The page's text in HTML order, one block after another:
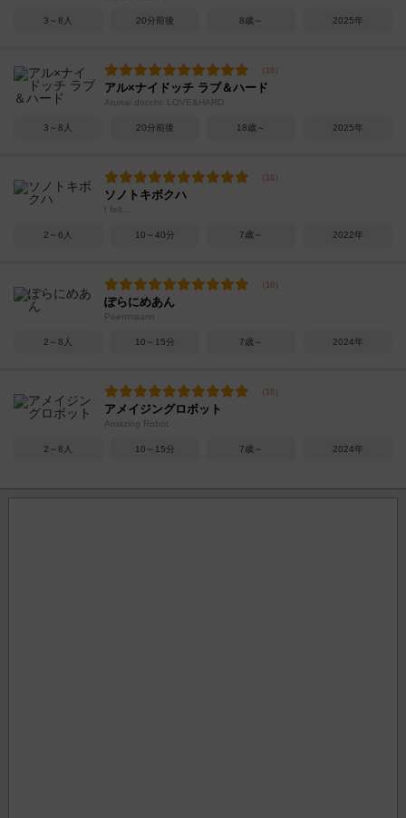
3～8人 20分前後 8歳～ 2025年
アル×ナイドッチ ラブ＆ハード
Arunai docchi: LOVE&HARD
3～8人 20分前後 18歳～ 2025年
ソノトキボクハ
I felt...
2～6人 10～40分 7歳～ 2022年
ぽらにめあん
Poenmaarin
2～8人 10～15分 7歳～ 2024年
アメイジングロボット
Amazing Robot
2～8人 10～15分 7歳～ 2024年